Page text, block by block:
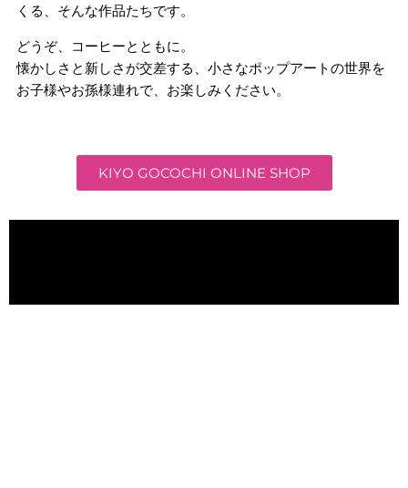
くる、そんな作品たちです。
どうぞ、コーヒーとともに。
懐かしさと新しさが交差する、小さなポップアートの世界を
お子様やお孫様連れで、お楽しみください。
KIYO GOCOCHI ONLINE SHOP